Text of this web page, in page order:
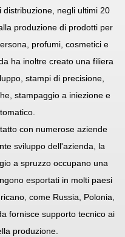
distribuzione , negli ultimi 20
produzione di prodotti per
profumi, cosmetici e
ha inoltre creato una filiera
stampi di precisione,
stampaggio a iniezione e
con numerose aziende
sviluppo dell'azienda, la
a spruzzooccupano una
esportati in molti paesi
come Russia, Polonia,
fornisce supporto tecnico ai
produzione.